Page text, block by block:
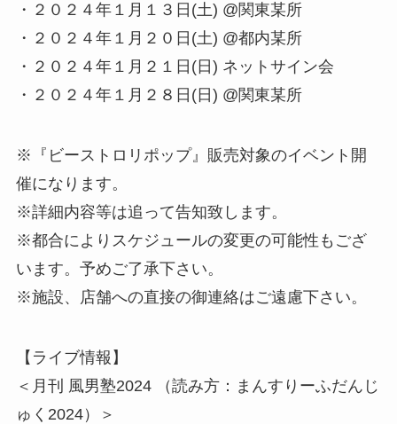
・２０２４年１月１３日(土) @関東某所
・２０２４年１月２０日(土) @都内某所
・２０２４年１月２１日(日) ネットサイン会
・２０２４年１月２８日(日) @関東某所
※『ビーストロリポップ』販売対象のイベント開
催になります。
※詳細内容等は追って告知致します。
※都合によりスケジュールの変更の可能性もござ
います。予めご了承下さい。
※施設、店舗への直接の御連絡はご遠慮下さい。
【ライブ情報】
＜月刊 風男塾2024 （読み方：まんすりーふだんじ
ゅく2024）＞